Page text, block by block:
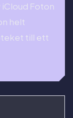
Foton
helt
till ett